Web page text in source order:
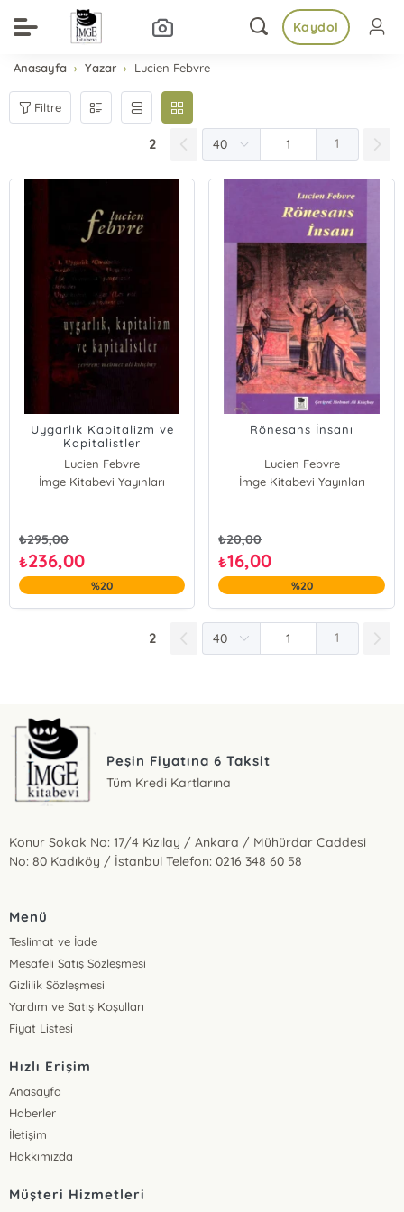
Kaydol
Anasayfa Yazar Lucien Febvre
Filtre
2 1
Uygarlık Kapitalizm ve
Kapitalistler
Lucien Febvre
İmge Kitabevi Yayınları
₺295,00
₺236,00
%20
Rönesans İnsanı
Lucien Febvre
İmge Kitabevi Yayınları
₺20,00
₺16,00
%20
2 1
Peşin Fiyatına 6 Taksit
Tüm Kredi Kartlarına
Konur Sokak No: 17/4 Kızılay / Ankara / Mühürdar Caddesi
No: 80 Kadıköy / İstanbul Telefon: 0216 348 60 58
Menü
Teslimat ve İade
Mesafeli Satış Sözleşmesi
Gizlilik Sözleşmesi
Yardım ve Satış Koşulları
Fiyat Listesi
Hızlı Erişim
Anasayfa
Haberler
İletişim
Hakkımızda
Müşteri Hizmetleri